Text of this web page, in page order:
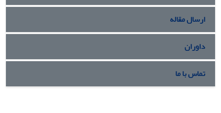
ارسال مقاله
داوران
تماس با ما